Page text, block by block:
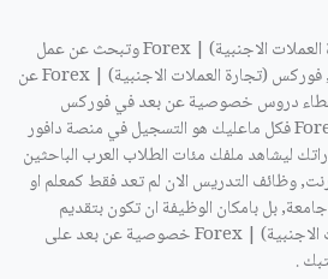
ان كنت مدرس فوركس (تجارة العملات الاجنبية) | Forex وتبحث عن عمل
فمعنا ستجد الوظيفة المناسبة, فوركس (تجارة العملات الاجنبية) | Forex عن
لاعطاء دروس خصوصية عن بعد في فوركس
(تجارة العملات الاجنبية) | Forex فكل ماعليك هو التسجيل في منصة دافور
ليشاهد ملفك مئات الطلاب العرب الباحثين
وظائف التدريس الان لم تعد فقط كمعلم او
بل بامكان الوظيفة ان تكون بتقديم
دروس فوركس (تجارة العملات الاجنبية) | Forex خصوصية عن بعد على
.